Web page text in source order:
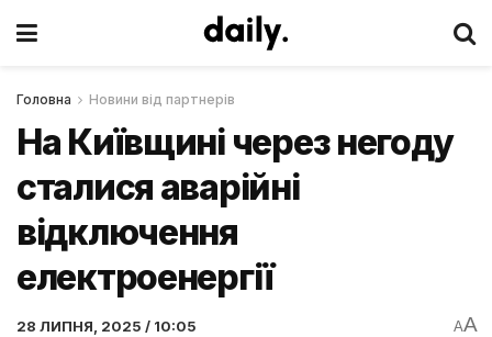
Головна Новини від партнерів
На Київщині через негоду
сталися аварійні
відключення
електроенергії
28 ЛИПНЯ, 2025 / 10:05 AA